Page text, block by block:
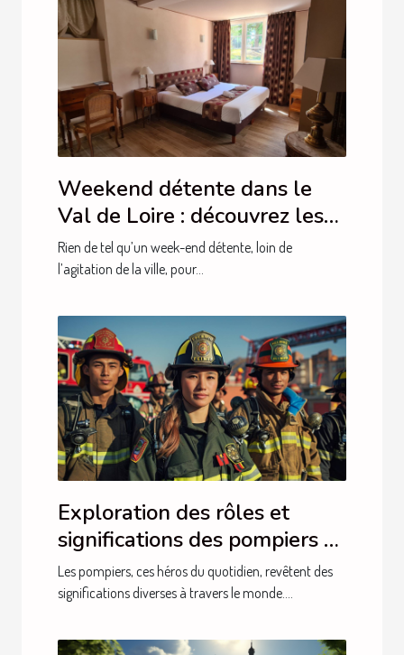
Weekend détente dans le
Val de Loire : découvrez les
hébergements du Moulin de
Crouy !
Rien de tel qu’un week-end détente, loin de
l’agitation de la ville, pour...
Exploration des rôles et
significations des pompiers à
travers le monde
Les pompiers, ces héros du quotidien, revêtent des
significations diverses à travers le monde....